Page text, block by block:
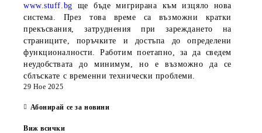
www.stuff.bg ще бъде мигрирана към изцяло нова
система. През това време са възможни кратки
прекъсвания, затруднения при зареждането на
страниците, поръчките и достъпа до определени
функционалности. Работим поетапно, за да сведем
неудобствата до минимум, но е възможно да се
сблъскате с временни технически проблеми.
29 Ное 2025
Абонирай се за новини
Виж всички